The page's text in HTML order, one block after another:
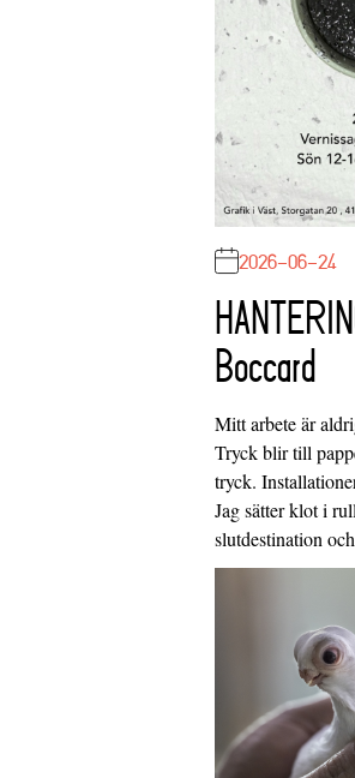
2026-06-24
Boccard
Mitt arbete är
Tryck blir till
tryck.
Jag sätter klot i
slutdestination